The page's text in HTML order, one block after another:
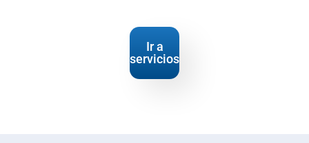
Ir a
servicios